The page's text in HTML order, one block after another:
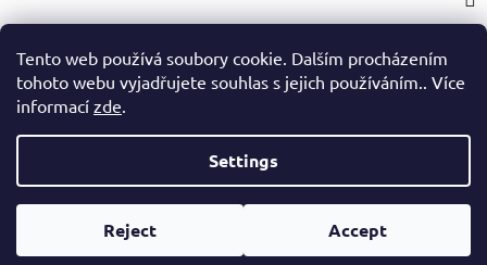
Tento web používá soubory cookie. Dalším procházením
tohoto webu vyjadřujete souhlas s jejich používáním.. Více
informací zde.
Settings
Reject Accept
Rating
Other information
Created by Shoptet
Copyright 2026
eshop Hynek Medřický. All rights
reserved.